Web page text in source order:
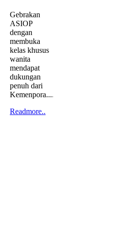
Gebrakan
ASIOP
dengan
membuka
kelas khusus
wanita
mendapat
dukungan
penuh dari
Kemenpora....
Readmore..